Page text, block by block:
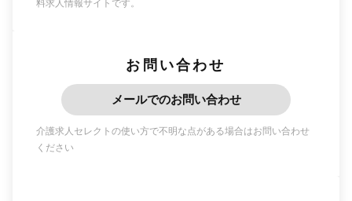
料求人情報サイトです。
お問い合わせ
メールでのお問い合わせ
介護求人セレクトの使い方で不明な点がある場合はお問い合わせ
ください